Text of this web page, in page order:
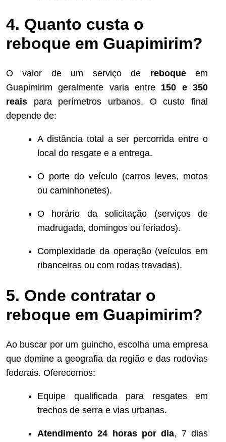
4. Quanto custa o
reboque em Guapimirim?
O valor de um serviço de reboqueem
Guapimirim geralmente varia entre 150 e 350
reais para perímetros urbanos. O custo final
depende de:
A distância total a ser percorrida entre o
local do resgate e a entrega.
O porte do veículo (carros leves, motos
ou caminhonetes).
O horário da solicitação (serviços de
madrugada, domingos ou feriados).
Complexidade da operação (veículos em
ribanceiras ou com rodas travadas).
5. Onde contratar o
reboque em Guapimirim?
Ao buscar por um guincho, escolha uma empresa
que domine a geografia da região e das rodovias
federais. Oferecemos:
Equipe qualificada para resgates em
trechos de serra e vias urbanas.
Atendimento 24 horas por dia, 7 dias